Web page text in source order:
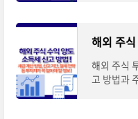
해외 주식
고 방법과